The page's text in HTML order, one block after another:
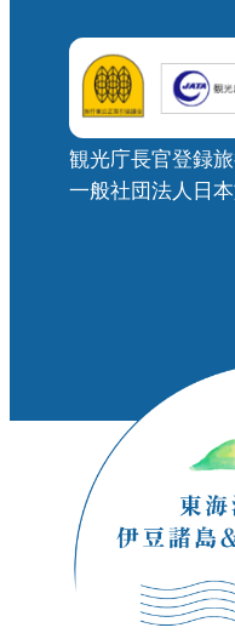
観光庁長官登録
一般社団法人日